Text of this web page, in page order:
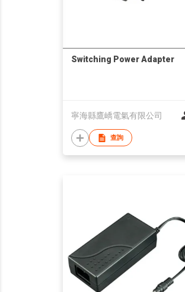
Switching Power Adapter
寧海縣鷹嶠電氣有限公司
查詢